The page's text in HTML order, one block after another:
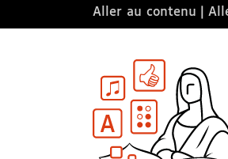
Aller au contenu